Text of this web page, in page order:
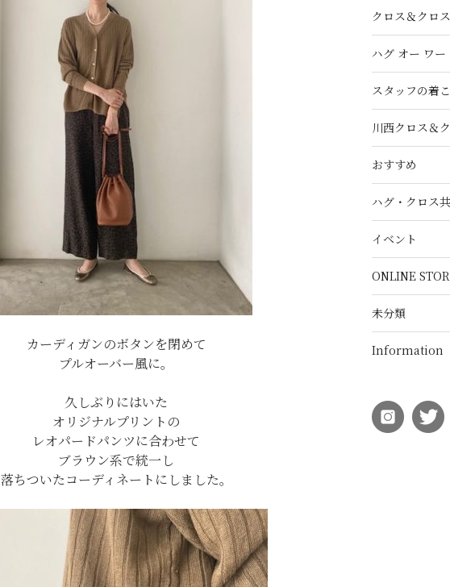
カーディガンのボタンを閉めて
プルオーバー風に。
久しぶりにはいた
オリジナルプリントの
レオパードパンツに合わせて
ブラウン系で統一し
落ちついたコーディネートにしました。
クロス＆クロス
ハグ オー ワー
スタッフの着
川西クロス＆
おすすめ
ハグ・クロス
イベント
ONLINE
未分類
Information